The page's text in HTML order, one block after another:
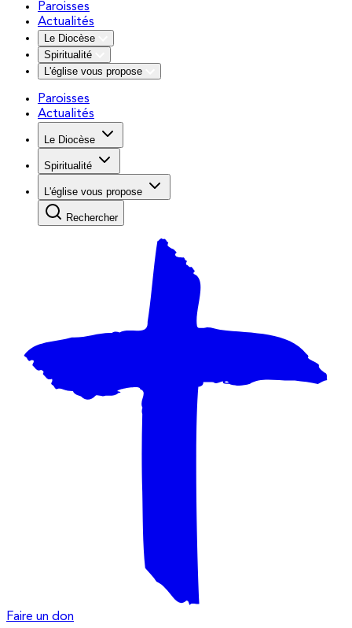
Paroisses
Actualités
Le Diocèse
Spiritualité
L'église vous propose
Paroisses
Actualités
Le Diocèse
Spiritualité
L'église vous propose
Rechercher
Faire un don